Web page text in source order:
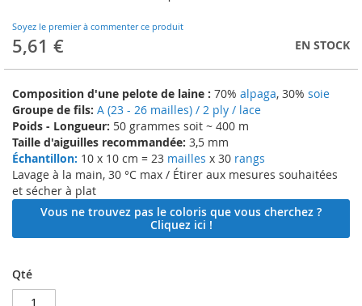
Soyez le premier à commenter ce produit
5,61 € EN STOCK
Composition d'une pelote de laine : 70% alpaga, 30% soie
Groupe de fils: A (23 - 26 mailles) / 2 ply / lace
Poids - Longueur: 50 grammes soit ~ 400 m
Taille d'aiguilles recommandée: 3,5 mm
Échantillon: 10 x 10 cm = 23 mailles x 30 rangs
Lavage à la main, 30 °C max / Étirer aux mesures souhaitées
et sécher à plat
Vous ne trouvez pas le coloris que vous cherchez ?
Cliquez ici !
Qté
beginning
of
the
gallery